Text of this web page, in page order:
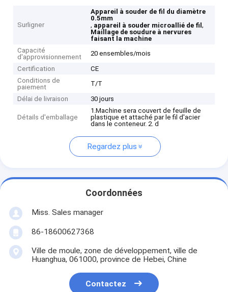
Surligner
Appareil à souder de fil du diamètre
0.5mm
, appareil à souder microallié de fil,
Maillage de soudure à nervures
faisant la machine
Capacité
d'approvisionnement
20 ensembles/mois
Certification
CE
Conditions de
paiement
T/T
Délai de livraison
30 jours
Détails d'emballage
1.Machine sera couvert de feuille de
plastique et attaché par le fil d'acier
dans le conteneur. 2. d
Regardez plus
Coordonnées
Miss. Sales manager
86-18600627368
Ville de moule, zone de développement, ville de
Huanghua, 061000, province de Hebei, Chine
Contactez